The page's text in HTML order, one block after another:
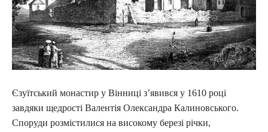
Єзуїтський монастир у Вінниці з’явився у 1610 році
завдяки щедрості Валентія Олександра Калиновського.
Споруди розмістилися на високому березі річки,